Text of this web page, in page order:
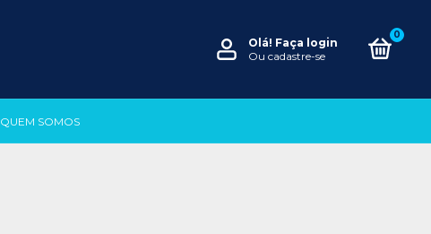
Olá! Faça login
Ou cadastre-se
0
QUEM SOMOS